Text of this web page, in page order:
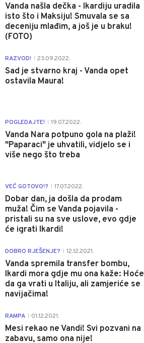
Vanda našla dečka - Ikardiju uradila
isto što i Maksiju! Smuvala se sa
deceniju mlađim, a još je u braku!
(FOTO)
RAZVOD! 23.09.2022.
Sad je stvarno kraj - Vanda opet
ostavila Maura!
POGLEDAJTE! 19.07.2022.
Vanda Nara potpuno gola na plaži!
"Paparaci" je uhvatili, vidjelo se i
više nego što treba
VEĆ GOTOVO!? 17.07.2022.
Dobar dan, ja došla da prodam
muža! Čim se Vanda pojavila -
pristali su na sve uslove, evo gdje
će igrati Ikardi!
DOBRO RJEŠENJE? 12.12.2021.
Vanda spremila transfer bombu,
Ikardi mora gdje mu ona kaže: Hoće
da ga vrati u Italiju, ali zamjeriće se
navijačima!
RAMPA 01.12.2021.
Mesi rekao ne Vandi! Svi pozvani na
zabavu, samo ona nije!